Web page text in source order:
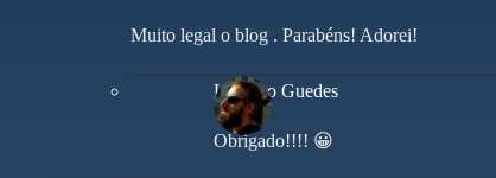
Muito legal o blog . Parabéns! Adorei!
Leandro Guedes
Obrigado!!!! 😀